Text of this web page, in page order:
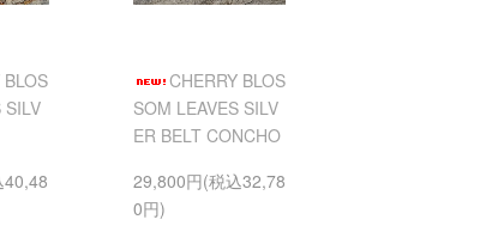
SILV
CHERRY BLOS
SOM LEAVES SILV
ER BELT CONCHO
29,800円(税込32,78
0円)